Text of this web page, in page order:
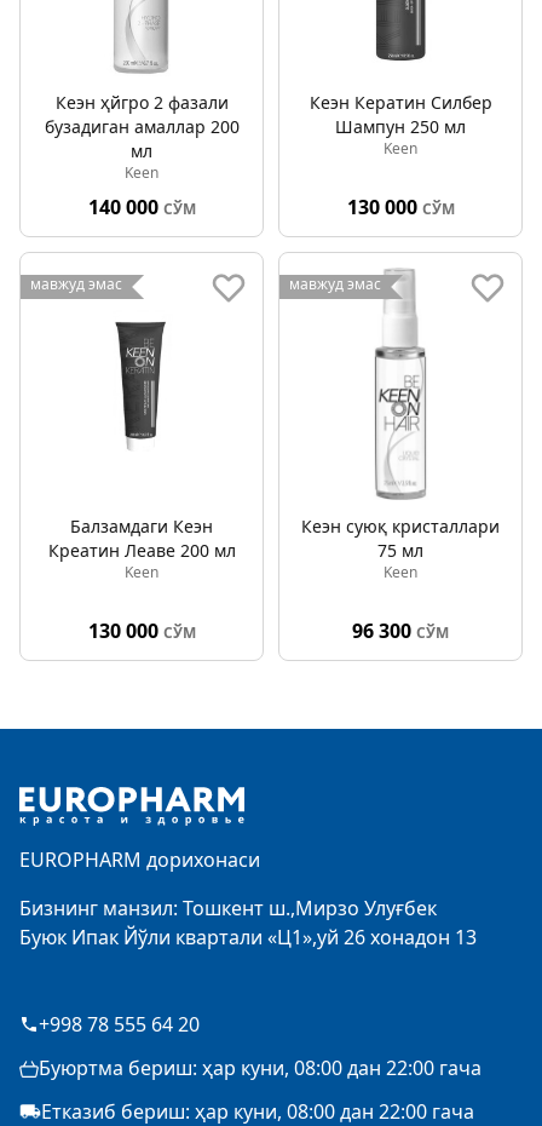
Кеэн ҳйгро 2 фазали
бузадиган амаллар 200
мл
Keen
140 000 СЎМ
Кеэн Кератин Силбер
Шампун 250 мл
Keen
130 000 СЎМ
мавжуд эмас
Балзамдаги Кеэн
Креатин Леаве 200 мл
Keen
130 000 СЎМ
мавжуд эмас
Кеэн суюқ кристаллари
75 мл
Keen
96 300 СЎМ
EUROPHARM дорихонаси
Бизнинг манзил: Тошкент ш.,Мирзо Улуғбек
Буюк Ипак Йўли квартали «Ц1»,уй 26 хонадон 13
+998 78 555 64 20
Буюртма бериш: ҳар куни, 08:00 дан 22:00 гача
Етказиб бериш: ҳар куни, 08:00 дан 22:00 гача